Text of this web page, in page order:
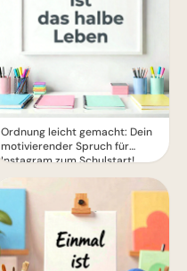
Ordnung leicht gemacht: Dein
motivierender Spruch für
Instagram zum Schulstart!